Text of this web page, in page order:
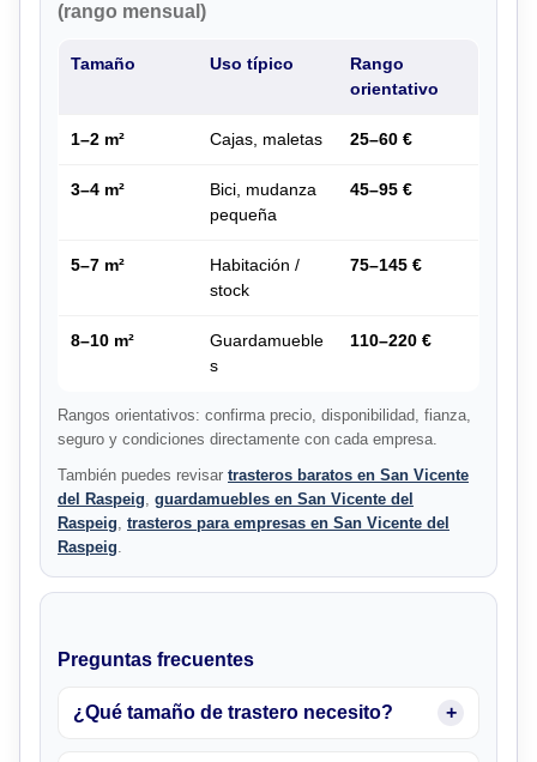
(rango mensual)
Tamaño Uso típico
Rango
orientativo
1–2 m² Cajas, maletas 25–60 €
3–4 m²
Bici, mudanza
pequeña
45–95 €
5–7 m²
Habitación /
stock
75–145 €
8–10 m²
Guardamueble
s
110–220 €
Rangos orientativos: confirma precio, disponibilidad, fianza,
seguro y condiciones directamente con cada empresa.
También puedes revisar trasteros baratos en San Vicente
del Raspeig, guardamuebles en San Vicente del
Raspeig, trasteros para empresas en San Vicente del
Raspeig.
Preguntas frecuentes
¿Qué tamaño de trastero necesito?